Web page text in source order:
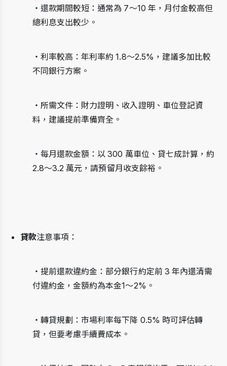
・還款期間較短：通常為 7～10 年，月付金較高但
總利息支出較少。
・利率較高：年利率約 1.8～2.5%，建議多加比較
不同銀行方案。
・所需文件：財力證明、收入證明、車位登記資
料，建議提前準備齊全。
・每月還款金額：以 300 萬車位、貸七成計算，約
2.8～3.2 萬元，請預留月收支餘裕。
貸款注意事項：
・提前還款違約金：部分銀行約定前 3 年內還清需
付違約金，金額約為本金1～2%。
・轉貸規劃：市場利率每下降 0.5% 時可評估轉
貸，但要考慮手續費成本。